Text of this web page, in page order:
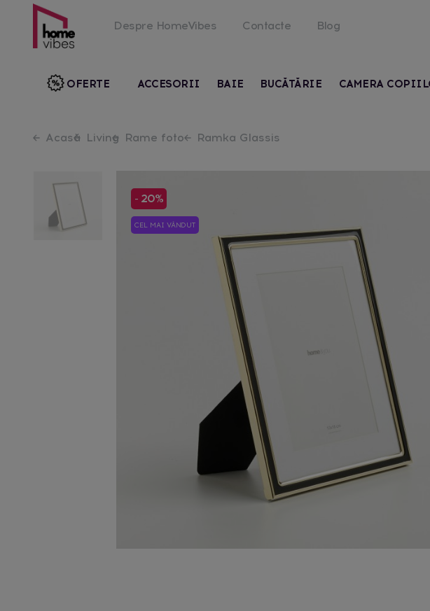
Despre HomeVibes Contacte Blog
ACCESORII BAIE BUCĂTĂRIE CAMERA
OFERTE
Acasă Living Rame foto Ramka Glassis
- 20%
CEL MAI VÂNDUT